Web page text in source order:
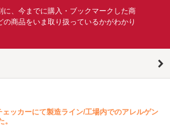
に、今までに購入・ブックマークした商
の商品をいま取り扱っているかがわかり
ェッカーにて製造ライン/工場内でのアレルゲン